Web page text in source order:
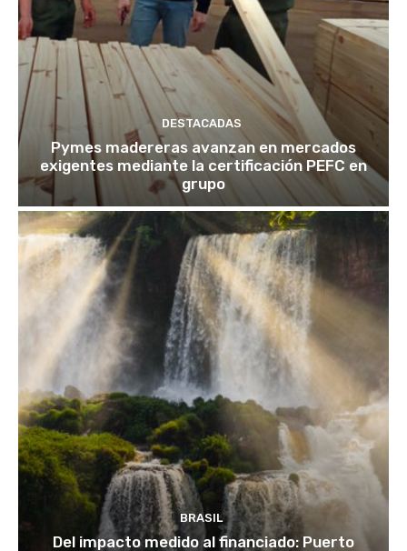
DESTACADAS
Pymes madereras avanzan en mercados
exigentes mediante la certificación PEFC en
grupo
BRASIL
Del impacto medido al financiado: Puerto